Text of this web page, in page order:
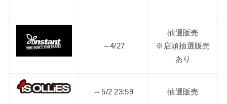
～4/27
抽選販売
※店頭抽選販売
あり
～5/2 23:59 抽選販売